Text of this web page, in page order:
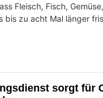
Fleisch, Fisch,
bis zu acht Mal länger
sorgt für